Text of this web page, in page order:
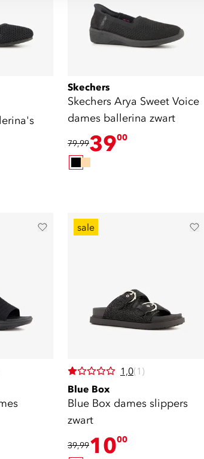
Skechers
Skechers Arya Sweet Voice
dames ballerina zwart
79,993900
sale
1,0(1)
Blue Box
Blue Box dames slippers
zwart
39,991000